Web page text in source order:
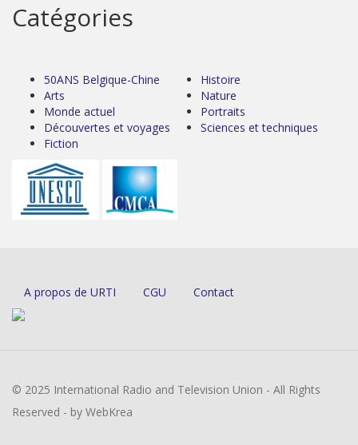
Catégories
50ANS Belgique-Chine
Arts
Monde actuel
Découvertes et voyages
Fiction
Histoire
Nature
Portraits
Sciences et techniques
A propos de URTI CGU Contact
© 2025 International Radio and Television Union - All Rights
Reserved - by WebKrea